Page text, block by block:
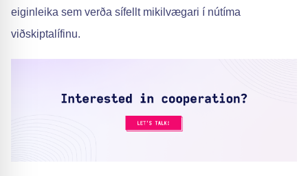
eiginleika sem verða sífellt mikilvægari í nútíma
viðskiptalífinu.